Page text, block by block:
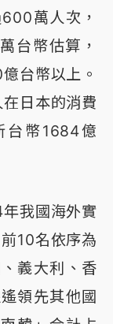
萬人次，
台幣估算，
台幣以上。
日本的消費
台幣1684億
我國海外實
10名依序為
義大利、香
領先其他國